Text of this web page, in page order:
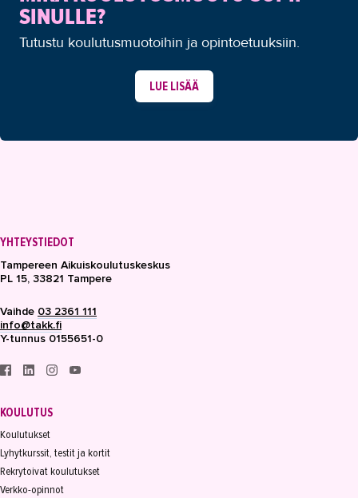
SINULLE?
Tutustu koulutusmuotoihin ja opintoetuuksiin.
LUE LISÄÄ
YHTEYSTIEDOT
Tampereen Aikuiskoulutuskeskus
PL 15, 33821 Tampere
Vaihde 03 2361 111
info@takk.fi
Y-tunnus 0155651-0
KOULUTUS
Koulutukset
Lyhytkurssit, testit ja kortit
Rekrytoivat koulutukset
Verkko-opinnot